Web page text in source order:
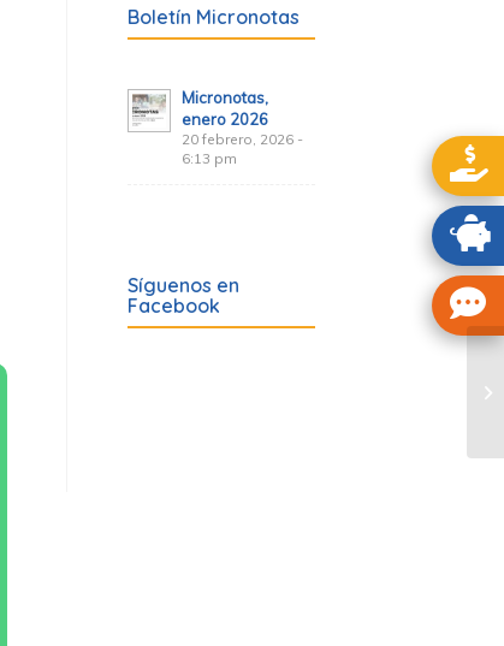
Boletín Micronotas
Micronotas,
enero 2026
20 febrero, 2026 -
6:13 pm
Síguenos en
Facebook